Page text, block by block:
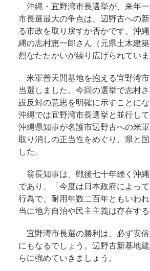
沖縄・宜野湾市長選挙が、来年一
市長選最大の争点は、辺野古への
る市政を取り戻すか否かです。沖
縄の志村恵一郎さん（元県土木建
烈なたたかいが繰り広げられていま
米軍普天間基地を抱える宜野湾
当選しました。今回の選挙で志村
設反対の意思を明確に示すことにな
沖縄では宜野湾市長選挙と並行し
沖縄県知事が名護市辺野古への米
取り消しの正当性をめぐり、県と
した。
翁長知事は、戦後七十年続く沖
であり、「今度は日本政府によっ
行為で、耐用年数二百年ともいわ
当に地方自治や民主主義は存在す
宜野湾市長選の勝利は、必ず安
にもなるでしょう。辺野古新基地
らに強めていきましょう。